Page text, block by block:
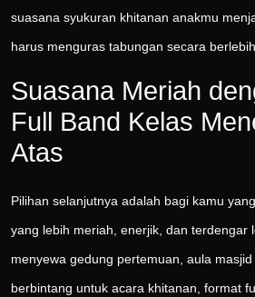
suasana syukuran khitanan anakmu
harus menguras tabungan secara
Suasana Meriah
Full Band Kelas
Atas
Pilihan selanjutnya adalah bagi kamu
yang lebih meriah, enerjik, dan terdengar
menyewa gedung pertemuan, aula
berbintang untuk acara khitanan, format